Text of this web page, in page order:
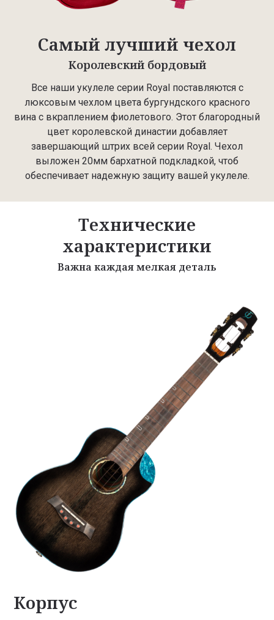
Самый лучший чехол
Королевский бордовый
Все наши укулеле серии Royal поставляются с
люксовым чехлом цвета бургундского красного
вина с вкраплением фиолетового. Этот благородный
цвет королевской династии добавляет
завершающий штрих всей серии Royal. Чехол
выложен 20мм бархатной подкладкой, чтоб
обеспечивает надежную защиту вашей укулеле.
Технические
характеристики
Важна каждая мелкая деталь
Корпус